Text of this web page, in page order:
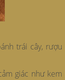
trái cây, rượu
giác như kem